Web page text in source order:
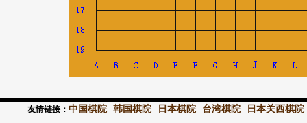
友情链接： 中国棋院 韩国棋院 日本棋院 台湾棋院 日本关西棋院